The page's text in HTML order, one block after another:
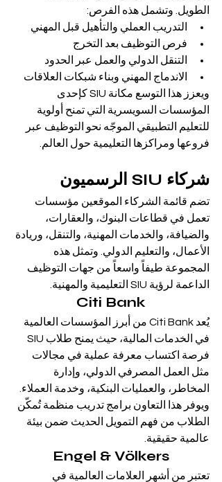
الطويل. وتشمل هذه الفرص:
التدريب العملي والتأهيل قبل المهني
فرص التوظيف بعد التخرج
التنقل الدولي والعمل عبر الحدود
الاندماج المهني وبناء شبكات العلاقات
ويعزز هذا التوسع مكانة SIU كإحدى
المؤسسات السويسرية التي تمنح أولوية
للتعليم التطبيقي الموجّه نحو التوظيف عبر
فروعها ومراكزها التعليمية حول العالم.
شركاء SIU الرسميون
تضم قائمة الشركاء الموقعين مؤسسات
تعمل في قطاعات البنوك، والعقارات،
والضيافة، والخدمات المهنية، والتنقل، وريادة
الأعمال، والتعليم الدولي. وتمثل هذه
المجموعة طيفاً واسعاً من جهات التوظيف
الداعمة لرؤية SIU التعليمية والمهنية.
Citi Bank
يُعد Citi Bank من أبرز المؤسسات العالمية
فرصة اكتساب معرفة عملية في مجالات
مثل العمل المصرفي الدولي، وإدارة
المخاطر، والعمليات البنكية، وخدمة العملاء.
ويوفر هذا التعاون برامج تدريب منظمة تُمكّن
الطلاب من فهم التمويل الحديث ضمن بيئة
عالمية حقيقية.
Engel & Völkers
تعتبر من أشهر العلامات العالمية في